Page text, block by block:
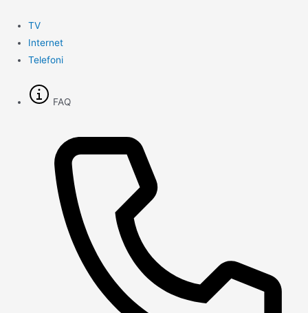
indholdet
TV
Internet
Telefoni
FAQ